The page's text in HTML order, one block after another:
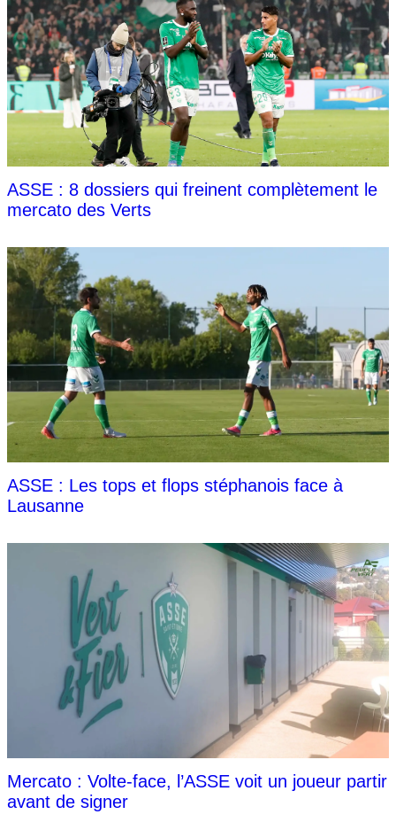
ASSE : 8 dossiers qui freinent complètement le
mercato des Verts
ASSE : Les tops et flops stéphanois face à
Lausanne
Mercato : Volte-face, l’ASSE voit un joueur partir
avant de signer